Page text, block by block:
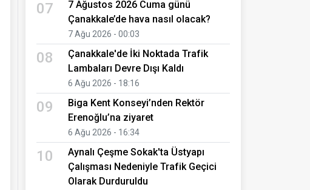
07
7 Ağustos 2026 Cuma günü
Çanakkale’de hava nasıl olacak?
7 Ağu 2026 - 00:03
08
Çanakkale'de İki Noktada Trafik
Lambaları Devre Dışı Kaldı
6 Ağu 2026 - 18:16
09
Biga Kent Konseyi’nden Rektör
Erenoğlu’na ziyaret
6 Ağu 2026 - 16:34
10
Aynalı Çeşme Sokak'ta Üstyapı
Çalışması Nedeniyle Trafik Geçici
Olarak Durduruldu